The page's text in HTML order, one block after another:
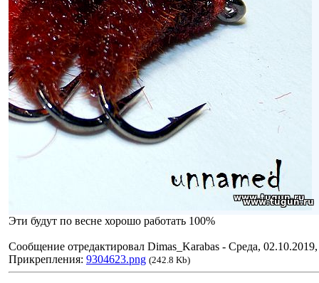
Эти будут по весне хорошо работать 100%
Сообщение отредактировал Dimas_Karabas - Среда,
Прикрепления: 9304623.png (242.8 Kb)